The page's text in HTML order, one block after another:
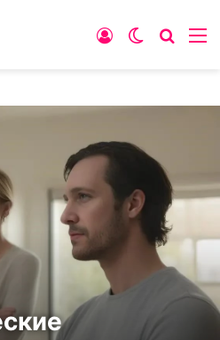
Switch skin
Войти